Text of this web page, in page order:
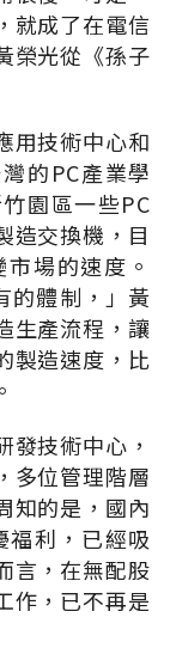
就成了在電信
榮光從《孫子
用技術中心和
的PC產業學
園區一些PC
造交換機，目
場的速度。
的體制，」黃
生產流程，讓
製造速度，比
發技術中心，
多位管理階層
知的是，國內
福利，已經吸
言，在無配股
作，已不再是